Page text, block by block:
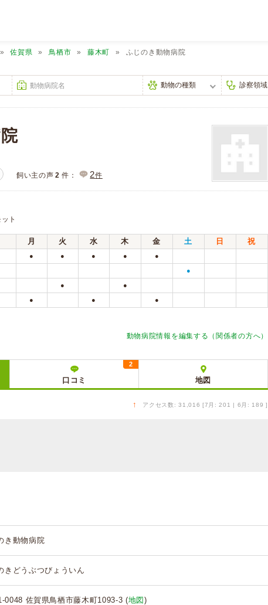
佐賀県 鳥栖市 藤木町 ふじのき動物病院
飼い主の声 2 件： 2件
ト
月 火 水 木 金 土 日
祝
● ● ● ● ●
●
● ●
● ● ●
動物病院情報を編集する（関係者の方へ）
口コミ
2
地図
↑ アクセス数: 31,016 [7月: 201 | 6月: 189 ]
き動物病院
きどうぶつびょういん
0048 佐賀県鳥栖市藤木町1093-3 (地図 )